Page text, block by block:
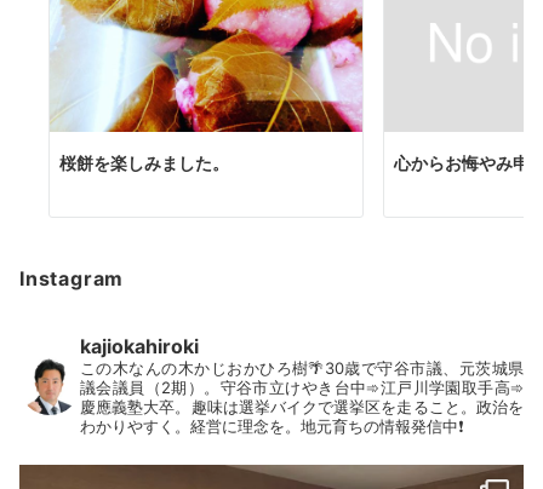
桜餅を楽しみました。 心からお悔やみ申
Instagram
kajiokahiroki
この木なんの木かじおかひろ樹🌴30歳で守谷市議、元茨城県
議会議員（2期）。守谷市立けやき台中➾江戸川学園取手高➾
慶應義塾大卒。趣味は選挙バイクで選挙区を走ること。政治を
わかりやすく。経営に理念を。地元育ちの情報発信中❗